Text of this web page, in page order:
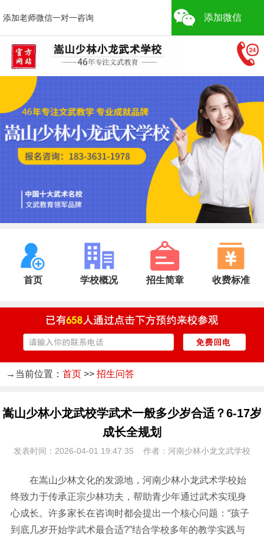
添加老师微信一对一咨询 添加微信
首页 学校概况 招生简章 收费标准
→当前位置： 首页 >> 招生问答
嵩山少林小龙武校学武术一般多少岁合适？6-17岁
成长全规划
发表时间：2026-04-01 19:47:35 作者：河南少林小龙文武学校
在嵩山少林文化的发源地，河南少林小龙武术学校始
终致力于传承正宗少林功夫，帮助青少年通过武术实现身
心成长。许多家长在咨询时都会提出一个核心问题：“孩子
到底几岁开始学武术最合适?”结合学校多年的教学实践与